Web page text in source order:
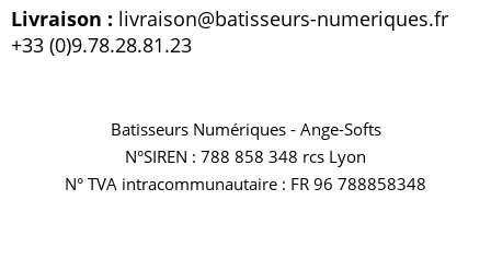
Livraison : livraison@batisseurs-numeriques.fr
+33 (0)9.78.28.81.23
Batisseurs Numériques - Ange-Softs
N°SIREN : 788 858 348 rcs Lyon
N° TVA intracommunautaire : FR 96 788858348